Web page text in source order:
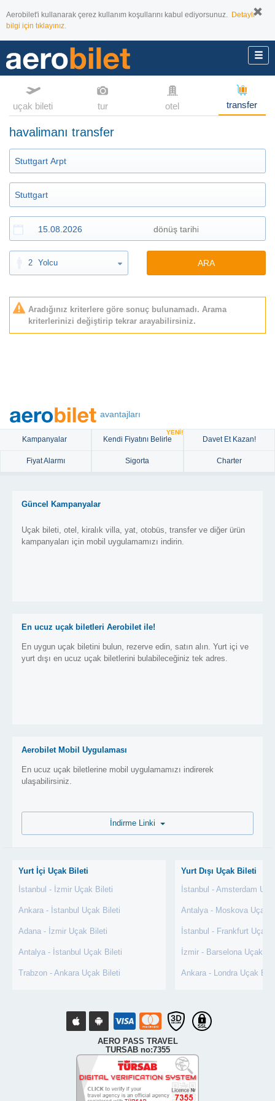
Aerobilet'i kullanarak çerez kullanım koşullarını kabul ediyorsunuz. Detaylı
bilgi için tıklayınız.
uçak bileti tur otel transfer
havalimanı transfer
2 Yolcu ARA
Aradığınız kriterlere göre sonuç bulunamadı. Arama
kriterlerinizi değiştirip tekrar arayabilirsiniz.
avantajları
Kampanyalar Kendi Fiyatını Belirle
YENİ!
Davet Et Kazan!
Fiyat Alarmı Sigorta Charter
Güncel Kampanyalar
Uçak bileti, otel, kiralık villa, yat, otobüs, transfer ve diğer ürün
kampanyaları için mobil uygulamamızı indirin.
En ucuz uçak biletleri Aerobilet ile!
En uygun uçak biletini bulun, rezerve edin, satın alın. Yurt içi ve
yurt dışı en ucuz uçak biletlerini bulabileceğiniz tek adres.
Aerobilet Mobil Uygulaması
En ucuz uçak biletlerine mobil uygulamamızı indirerek
ulaşabilirsiniz.
Yurt İçi Uçak Bileti
İstanbul - İzmir Uçak Bileti
Ankara - İstanbul Uçak Bileti
Adana - İzmir Uçak Bileti
Antalya - İstanbul Uçak Bileti
Trabzon - Ankara Uçak Bileti
Yurt Dışı Uçak Bileti
İstanbul - Amsterdam
Antalya - Moskova Uçak
İstanbul - Frankfurt Uçak
İzmir - Barselona Uçak
Ankara - Londra Uçak
AERO PASS TRAVEL
TURSAB no:7355